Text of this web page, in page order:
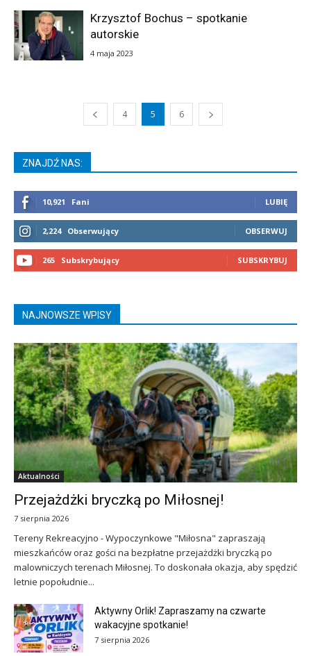
Krzysztof Bochus – spotkanie
autorskie
4 maja 2023
4 5 6
ZNAJDŹ NAS:
10,921 Fani LUBIĘ
2,224 Obserwujący OBSERWUJ
265 Subskrybujący SUBSKRYBUJ
NAJNOWSZE WPISY
Aktualności
Przejażdżki bryczką po Miłosnej!
7 sierpnia 2026
Tereny Rekreacyjno - Wypoczynkowe "Miłosna" zapraszają
mieszkańców oraz gości na bezpłatne przejażdżki bryczką po
malowniczych terenach Miłosnej. To doskonała okazja, aby spędzić
letnie popołudnie...
Aktywny Orlik! Zapraszamy na czwarte
wakacyjne spotkanie!
7 sierpnia 2026